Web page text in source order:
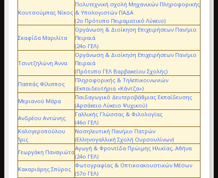
Κουτσούμπας Νίκος
Πολυτεχνική σχολή Μηχανικών Πληροφορικής
& Υπολογιστών ΠΑΔΑ
(2ο Πρότυπο Πειραματικό Λύκειο)
Σκαφίδα Μαριλίτα
Οργάνωση & Διοίκηση Επιχειρήσεων Παν/μιο
Πειραιά
(24ο ΓΕΛ)
Τσιντζηλώνη Άννα
Οργάνωση & Διοίκηση Επιχειρήσεων Παν/μιο
Πειραιά
(Πρότυπο ΓΕΛ Βαρβακείου Σχολής)
Παππάς Φίλιππος
Πληροφορικής & Τηλεπικοινωνιών
(Εκπαιδευτήρια «Κάντζα»)
Μεριανού Μάρα
Παιδαγωγικό Δευτεροβάθμιας Εκπαίδευσης
(Αρσάκειο Λύκειο Ψυχικού)
Ανδρέου Αντώνης
Γαλλικής Γλώσσας & Φιλολογίας
(46ο ΓΕΛ)
Καλογεροπούλου
Ίρις
Νοσηλευτική Παν/μιο Πατρών
(Ελληνογαλλική Σχολή Ουρσουλίνων)
Γεωργάκη Παναγιώτα
Αγωγή & Φροντίδα Πρώιμης Ηλικίας, Αθήνα
(24ο ΓΕΛ)
Κακαριάρης Σπύρος
Φωτογραφίας & Οπτικοακουστικών Μέσων
(57ο ΓΕΛ)